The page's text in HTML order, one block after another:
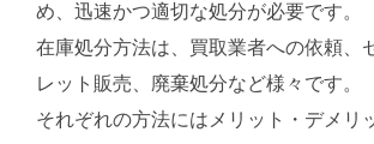
め、迅速かつ適切な処分が必要です。
在庫処分方法は、買取業者への依頼、
レット販売、廃棄処分など様々です。
それぞれの方法にはメリット・デメリ